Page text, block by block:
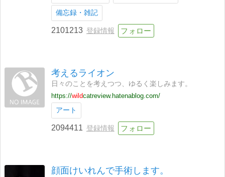
備忘録・雑記
2101213 登録情報
考えるライオン
日々のことを考えつつ、ゆるく楽しみます。
https://wildcatreview.hatenablog.com/
アート
2094411 登録情報
顔面けいれんで手術します。